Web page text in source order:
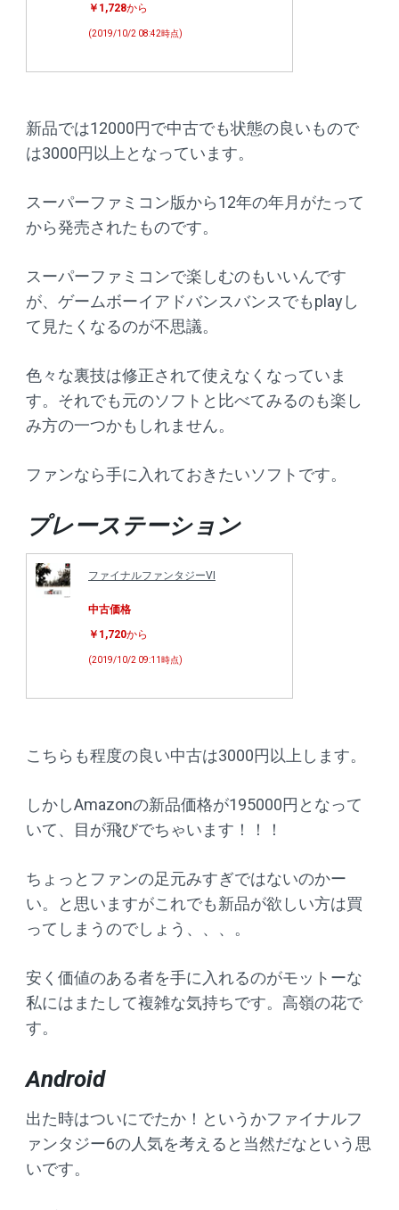
￥1,728から
(2019/10/2 08:42時点)
新品では12000円で中古でも状態の良いもので
は3000円以上となっています。
スーパーファミコン版から12年の年月がたって
から発売されたものです。
スーパーファミコンで楽しむのもいいんです
が、ゲームボーイアドバンスバンスでもplayし
て見たくなるのが不思議。
色々な裏技は修正されて使えなくなっていま
す。それでも元のソフトと比べてみるのも楽し
み方の一つかもしれません。
ファンなら手に入れておきたいソフトです。
プレーステーション
ファイナルファンタジーVI
中古価格
￥1,720から
(2019/10/2 09:11時点)
こちらも程度の良い中古は3000円以上します。
しかしAmazonの新品価格が195000円となって
いて、目が飛びでちゃいます！！！
ちょっとファンの足元みすぎではないのかー
い。と思いますがこれでも新品が欲しい方は買
ってしまうのでしょう、、、。
安く価値のある者を手に入れるのがモットーな
私にはまたして複雑な気持ちです。高嶺の花で
す。
Android
出た時はついにでたか！というかファイナルフ
ァンタジー6の人気を考えると当然だなという思
いです。